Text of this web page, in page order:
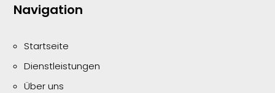
Navigation
Startseite
Dienstleistungen
Über uns